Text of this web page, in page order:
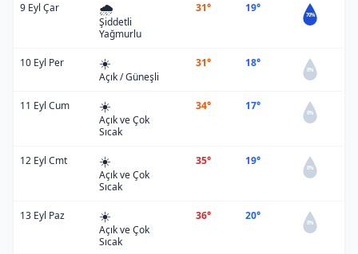
9 Eyl Çar 🌧️
Şiddetli
Yağmurlu
31° 19°
70%
10 Eyl Per ☀️
Açık / Güneşli
31° 18°
0%
11 Eyl Cum ☀️
Açık ve Çok
Sıcak
34° 17°
0%
12 Eyl Cmt ☀️
Açık ve Çok
Sıcak
35° 19°
0%
13 Eyl Paz ☀️
Açık ve Çok
Sıcak
36° 20°
0%